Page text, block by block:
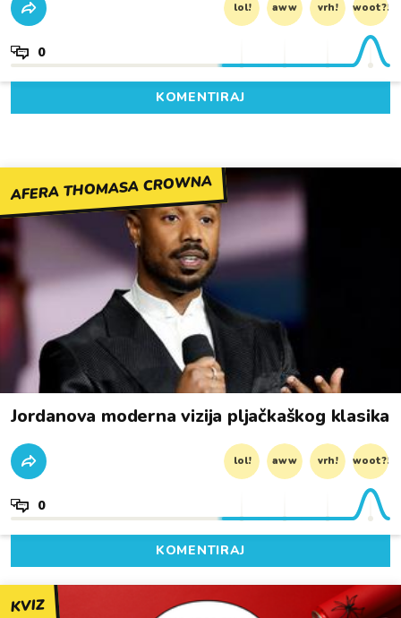
lol! aww vrh! woot?!
0
KOMENTIRAJ
AFERA THOMASA CROWNA
Jordanova moderna vizija pljačkaškog klasika
lol! aww vrh! woot?!
0
KOMENTIRAJ
KVIZ